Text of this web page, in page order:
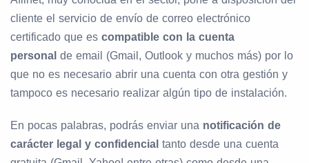
cliente el servicio de envío de correo electrónico
certificado que es compatible con la cuenta
personal de email (Gmail, Outlook y muchos más) por lo
que no es necesario abrir una cuenta con otra gestión y
tampoco es necesario realizar algún tipo de instalación.
En pocas palabras, podrás enviar una notificación de
carácter legal y confidencial tanto desde una cuenta